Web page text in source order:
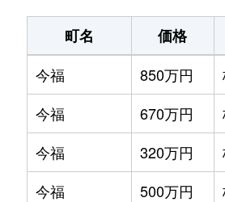
町名 価格
今福
850万円
今福
670万円
今福
320万円
今福
500万円